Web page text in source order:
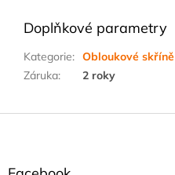
Doplňkové parametry
Kategorie: Obloukové skříně
Záruka: 2 roky